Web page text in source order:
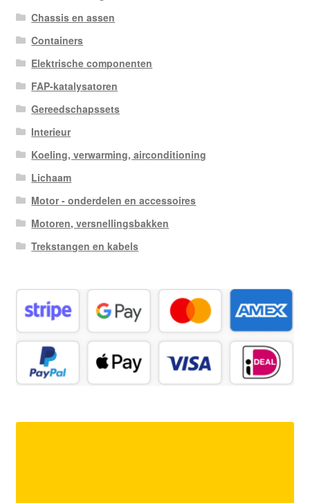
Chassis en assen
Containers
Elektrische componenten
FAP-katalysatoren
Gereedschapssets
Interieur
Koeling, verwarming, airconditioning
Lichaam
Motor - onderdelen en accessoires
Motoren, versnellingsbakken
Trekstangen en kabels